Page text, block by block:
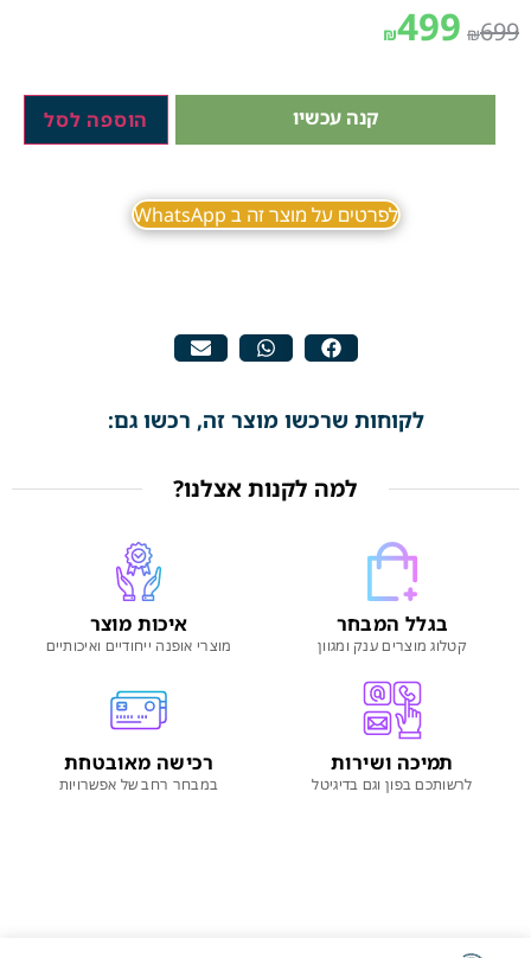
₪699
₪499
קנה עכשיו הוספה לסל
לפרטים על מוצר זה ב WhatsApp
לקוחות שרכשו מוצר זה, רכשו גם:
למה לקנות אצלנו?
בגלל המבחר
קטלוג מוצרים ענק ומגוון
איכות מוצר
מוצרי אופנה ייחודיים ואיכותיים
תמיכה ושירות
לרשותכם בפון וגם בדיגיטל
רכישה מאובטחת
במבחר רחב של אפשרויות